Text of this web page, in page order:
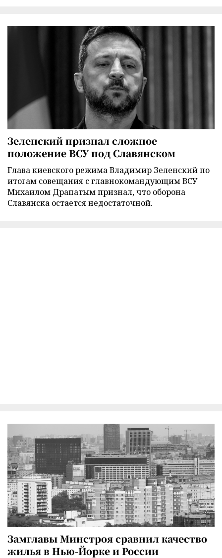
Зеленский признал сложное
положение ВСУ под Славянском
Глава киевского режима Владимир Зеленский по
итогам совещания с главнокомандующим ВСУ
Михаилом Драпатым признал, что оборона
Славянска остается недостаточной.
Замглавы Минстроя сравнил качество
жилья в Нью-Йорке и России